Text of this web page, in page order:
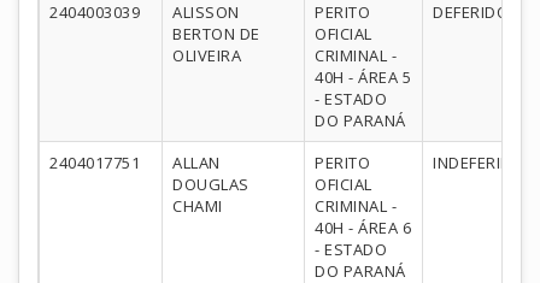
2404003039
ALISSON
BERTON DE
OLIVEIRA
PERITO
OFICIAL
CRIMINAL -
40H - ÁREA 5
- ESTADO
DO PARANÁ
DEFERIDO
2404017751
ALLAN
DOUGLAS
CHAMI
PERITO
OFICIAL
CRIMINAL -
40H - ÁREA 6
- ESTADO
DO PARANÁ
INDEFERIDO